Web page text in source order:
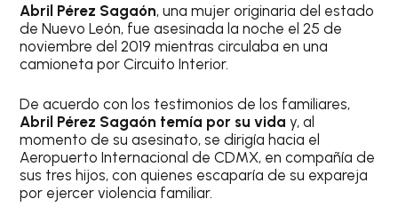
Abril Pérez Sagaón, una mujer originaria del estado
de Nuevo León, fue asesinada la noche el 25 de
noviembre del 2019 mientras circulaba en una
camioneta por Circuito Interior.
De acuerdo con los testimonios de los familiares,
Abril Pérez Sagaón temía por su vida y, al
momento de su asesinato, se dirigía hacia el
Aeropuerto Internacional de CDMX, en compañía de
sus tres hijos, con quienes escaparía de su expareja
por ejercer violencia familiar.